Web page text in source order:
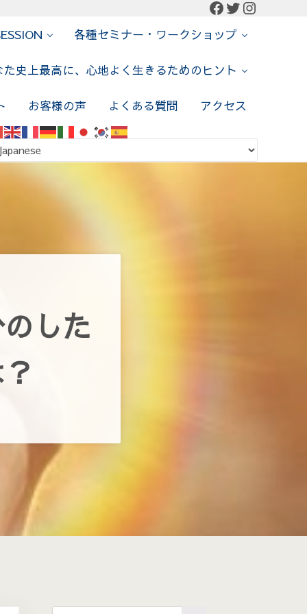
Facebook
Twitter
各種セミナー・ワークショップ
た史上最高に、心地よく生きるためのヒント
お客様の声 よくある質問 アクセス
した